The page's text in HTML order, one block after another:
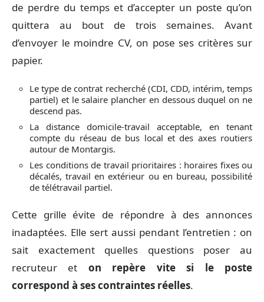
de perdre du temps et d’accepter un poste qu’on
quittera au bout de trois semaines. Avant
d’envoyer le moindre CV, on pose ses critères sur
papier.
Le type de contrat recherché (CDI, CDD, intérim, temps
partiel) et le salaire plancher en dessous duquel on ne
descend pas.
La distance domicile-travail acceptable, en tenant
compte du réseau de bus local et des axes routiers
autour de Montargis.
Les conditions de travail prioritaires : horaires fixes ou
décalés, travail en extérieur ou en bureau, possibilité
de télétravail partiel.
Cette grille évite de répondre à des annonces
inadaptées. Elle sert aussi pendant l’entretien : on
sait exactement quelles questions poser au
recruteur et on repère vite si le poste
correspond à ses contraintes réelles.